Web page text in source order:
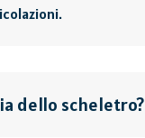
dello scheletro?